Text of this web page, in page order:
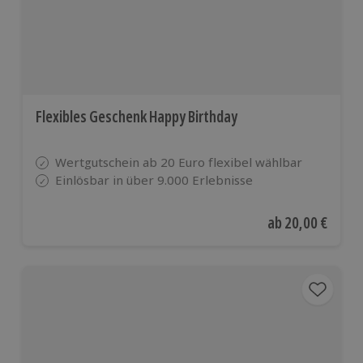
Flexibles Geschenk Happy Birthday
Wertgutschein ab 20 Euro flexibel wählbar
Einlösbar in über 9.000 Erlebnisse
Aktueller Preis
ab20,00 €